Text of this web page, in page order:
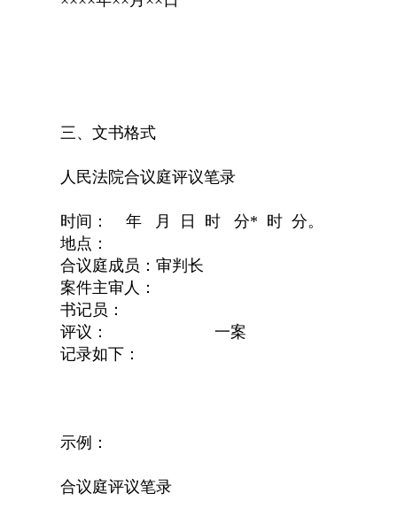
三、文书格式
人民法院合议庭评议笔录
时间： 年 月 日 时 分* 时 分。
地点：
合议庭成员：审判长
案件主审人：
书记员：
评议： 一案
记录如下：
示例：
合议庭评议笔录